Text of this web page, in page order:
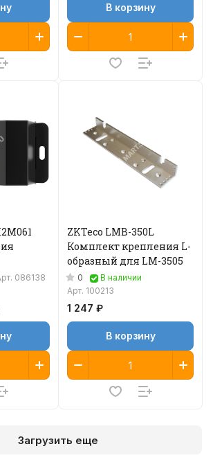
В корзину
086138
ZKTeco LMB-350L
Комплект крепления L-
образный для LM-3505
0
В наличии
Арт. 100213
1 247 ₽
В корзину
Загрузить еще